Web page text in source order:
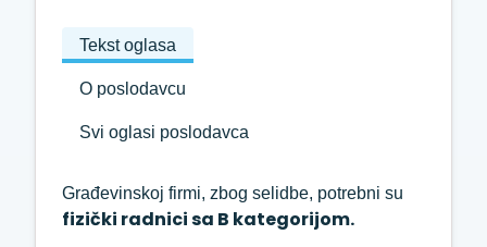
Tekst oglasa
O poslodavcu
Svi oglasi poslodavca
Građevinskoj firmi, zbog selidbe, potrebni su
fizički radnici sa B kategorijom.